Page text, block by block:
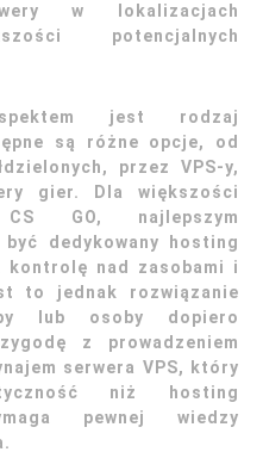
w lokalizacjach
potencjalnych
jest rodzaj
są różne opcje, od
przez VPS-y,
gier. Dla większości
GO, najlepszym
dedykowany hosting
kontrolę nad zasobami i
to jednak rozwiązanie
lub osoby dopiero
z prowadzeniem
serwera VPS, który
niż hosting
pewnej wiedzy